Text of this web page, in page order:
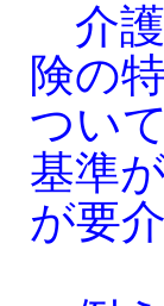
介護
険の
つい
基準
が要